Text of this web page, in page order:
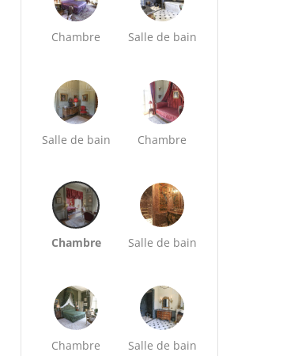
Chambre Salle de bain
Salle de bain Chambre
Chambre Salle de bain
Chambre Salle de bain